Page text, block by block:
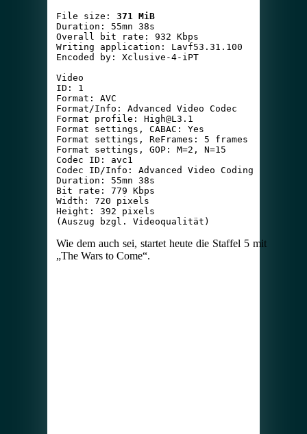
File size: 371 MiB
Duration: 55mn 38s
Overall bit rate: 932 Kbps
Writing application: Lavf53.31.100
Encoded by: Xclusive-4-iPT
Video
ID: 1
Format: AVC
Format/Info: Advanced Video Codec
Format profile: High@L3.1
Format settings, CABAC: Yes
Format settings, ReFrames: 5 frames
Format settings, GOP: M=2, N=15
Codec ID: avc1
Codec ID/Info: Advanced Video Coding
Duration: 55mn 38s
Bit rate: 779 Kbps
Width: 720 pixels
Height: 392 pixels
(Auszug bzgl. Videoqualität)
Wie dem auch sei, startet heute die Staffel 5 mit
„The Wars to Come“.